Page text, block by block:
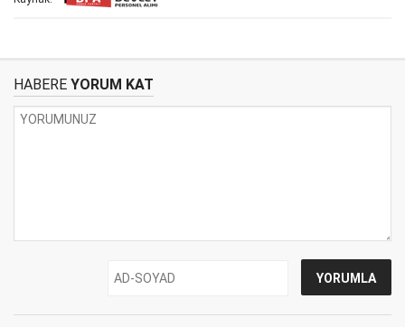
HABERE YORUM KAT